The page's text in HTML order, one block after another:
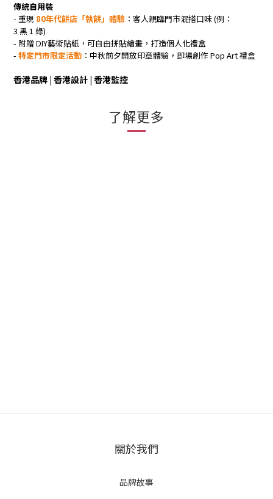
傳統自用裝
- 重現 80年代餅店「執餅」體驗 ： 客人親臨門市混搭口味 (例：
3 黑1 綠)
- 附贈 DIY藝術貼紙， 可自由拼貼繪畫 ，打造個人化禮盒
- 特定門市限定活動 ：中秋前夕開放印章體驗 ，即場創作 Pop Art禮盒
香港品牌 | 香港設計 | 香港監控
了解更多
關於我們
品牌故事